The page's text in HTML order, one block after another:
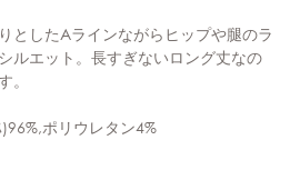
としたAラインながらヒップや腿のラ
ルエット。長すぎないロング丈なの
。
ポリウレタン4%